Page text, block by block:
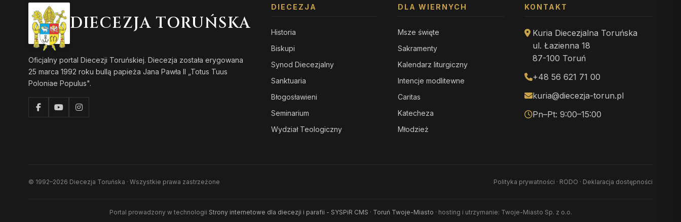
DIECEZJA TORUŃSKA
Oficjalny portal Diecezji Toruńskiej. Diecezja została erygowana
25 marca 1992 roku bullą papieża Jana Pawła II „Totus Tuus
Poloniae Populus".
DIECEZJA
Historia
Biskupi
Synod Diecezjalny
Sanktuaria
Błogosławieni
Seminarium
Wydział Teologiczny
DLA WIERNYCH
Msze święte
Sakramenty
Kalendarz liturgiczny
Intencje modlitewne
Caritas
Katecheza
Młodzież
KONTAKT
Kuria Diecezjalna Toruńska
ul. Łazienna 18
87-100 Toruń
+48 56 621 71 00
kuria@diecezja-torun.pl
Pn–Pt: 9:00–15:00
© 1992–2026 Diecezja Toruńska · Wszystkie prawa zastrzeżone Polityka prywatności · RODO · Deklaracja dostępności
Portal prowadzony w technologii Strony internetowe dla diecezji i parafii - SYSPiR CMS · Toruń Twoje-Miasto · hosting i utrzymanie: Twoje-Miasto Sp. z o.o.